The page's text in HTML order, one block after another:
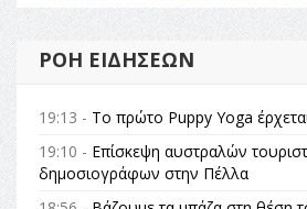
ΡΟΉ ΕΙΔΉΣΕΩΝ
19:13 - Το πρώτο Puppy Yoga
19:10 - Επίσκεψη αυστραλών
δημοσιογράφων στην Πέλλα